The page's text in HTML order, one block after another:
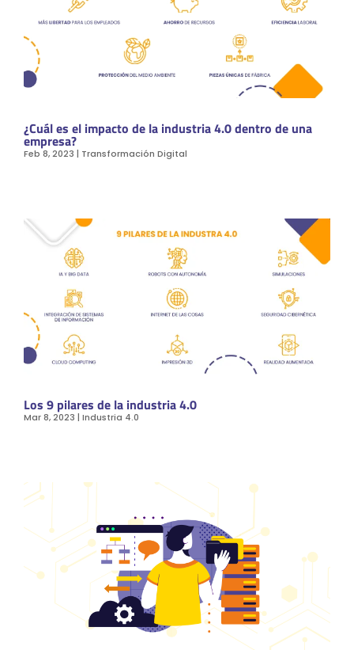
¿Cuál es el impacto de la industria 4.0 dentro de una
empresa?
Feb 8, 2023 | Transformación Digital
Los 9 pilares de la industria 4.0
Mar 8, 2023 |Industria 4.0